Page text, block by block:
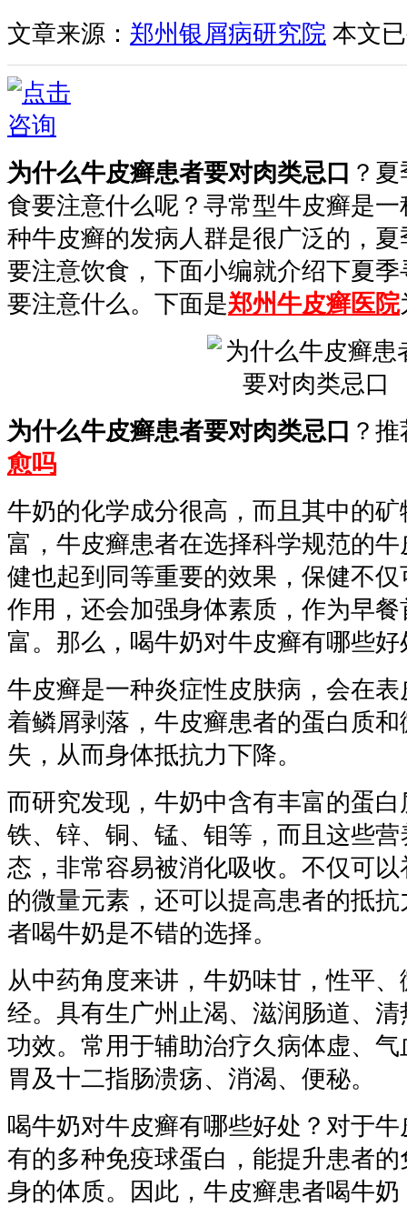
文章来源： 郑州银屑病研究院 本文
为什么牛皮癣患者要对肉类忌口 ？
食要注意什么呢？寻常型牛皮癣是
种牛皮癣的发病人群是很广泛的，
要注意饮食，下面小编就介绍下夏
要注意什么。下面是郑州牛皮癣医院
为什么牛皮癣患者要对肉类忌口 ？
愈吗
牛奶的化学成分很高，而且其中的
富，牛皮癣患者在选择科学规范的
健也起到同等重要的效果，保健不
作用，还会加强身体素质，作为早
富。那么，喝牛奶对牛皮癣有哪些好
牛皮癣是一种炎症性皮肤病，会在
着鳞屑剥落，牛皮癣患者的蛋白质
失，从而身体抵抗力下降。
而研究发现，牛奶中含有丰富的蛋
铁、锌、铜、锰、钼等，而且这些
态，非常容易被消化吸收。不仅可
的微量元素，还可以提高患者的抵
者喝牛奶是不错的选择。
从中药角度来讲，牛奶味甘，性平
经。具有生广州止渴、滋润肠道、
功效。常用于辅助治疗久病体虚、
胃及十二指肠溃疡、消渴、便秘。
喝牛奶对牛皮癣有哪些好处？对于
有的多种免疫球蛋白，能提升患者
身的体质。因此，牛皮癣患者喝牛